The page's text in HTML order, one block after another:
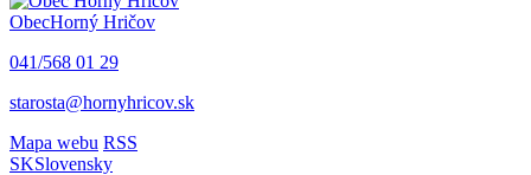
ObecHorný Hričov
041/568 01 29
starosta@hornyhricov.sk
Mapa webu RSS
SKSlovensky